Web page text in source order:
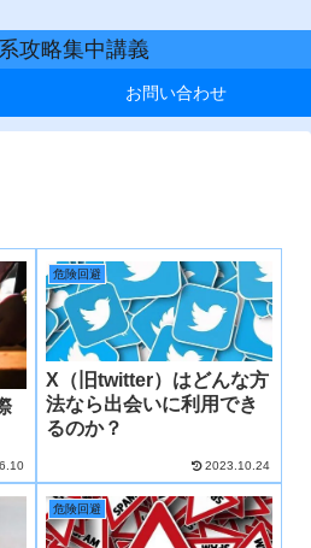
攻略集中講義
お問い合わせ
危険回避
X（旧twitter）はどんな方
法なら出会いに利用でき
るのか？
2023.10.24
危険回避